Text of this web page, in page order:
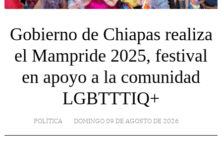
Gobierno de Chiapas realiza
el Mampride 2025, festival
en apoyo a la comunidad
LGBTTTIQ+
POLÍTICA DOMINGO 09 DE AGOSTO DE 2026